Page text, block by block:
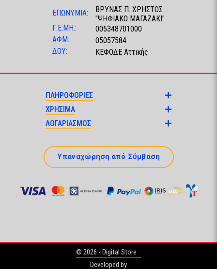
ΕΠΩΝΥΜΙΑ:
ΒΡΥΝΑΣ Π. ΧΡΗΣΤΟΣ
"ΨΗΦΙΑΚΟ ΜΑΓΑΖΑΚΙ"
Γ.Ε.ΜΗ.:
005348701000
ΑΦΜ:
05057584
ΔΟΥ:
ΚΕΦΟΔΕ Αττικής
ΠΛΗΡΟΦΟΡΙΕΣ
ΧΡΗΣΙΜΑ
ΛΟΓΑΡΙΑΣΜΟΣ
Υπαναχώρηση από Σύμβαση
© 2026 - Digital Store
Developed by